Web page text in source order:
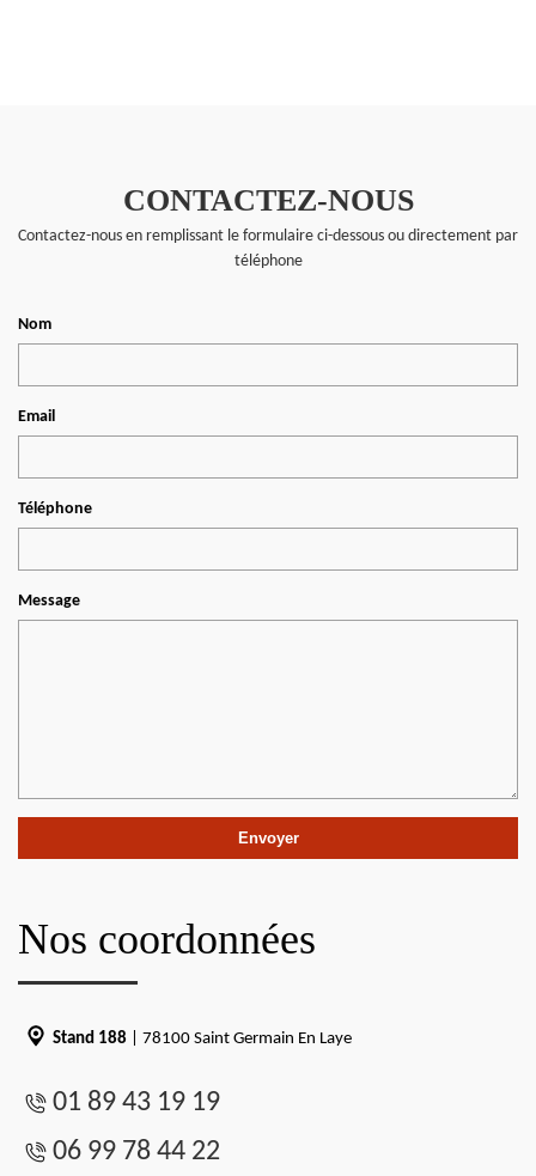
CONTACTEZ-NOUS
Contactez-nous en remplissant le formulaire ci-dessous ou directement par
téléphone
Nom
Email
Téléphone
Message
Nos coordonnées
Stand 188 | 78100 Saint Germain En Laye
01 89 43 19 19
06 99 78 44 22